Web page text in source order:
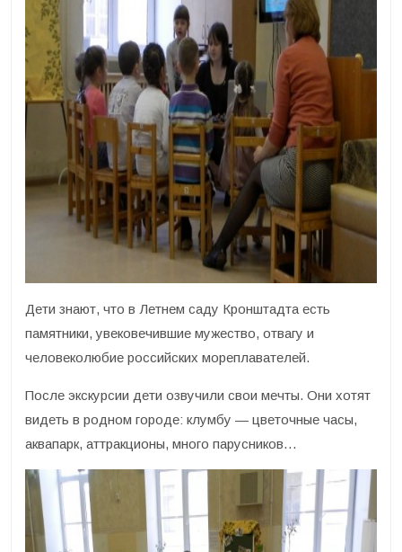
Дети знают, что в Летнем саду Кронштадта есть
памятники, увековечившие мужество, отвагу и
человеколюбие российских мореплавателей.
После экскурсии дети озвучили свои мечты. Они хотят
видеть в родном городе: клумбу — цветочные часы,
аквапарк, аттракционы, много парусников…